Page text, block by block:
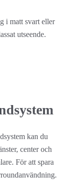
i matt svart eller
utseende.
kan du
center och
För att spara